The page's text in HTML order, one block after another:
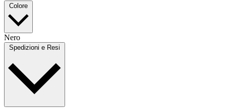
Colore
Nero
Spedizioni e Resi